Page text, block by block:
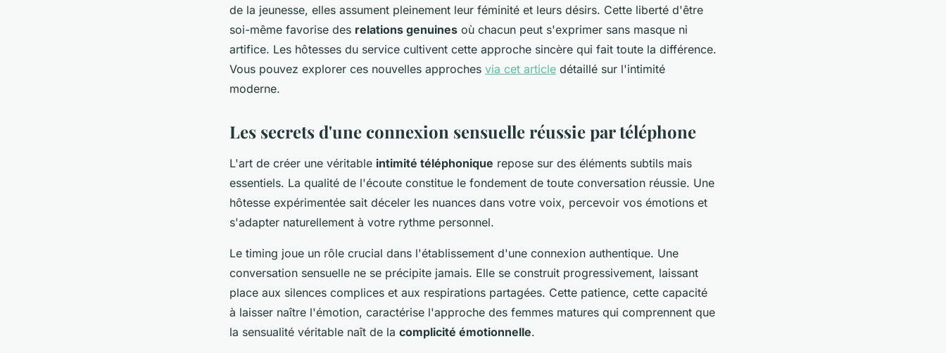
de la jeunesse, elles assument pleinement leur féminité et leurs désirs. Cette liberté d'être
soi-même favorise des relations genuines où chacun peut s'exprimer sans masque ni
artifice. Les hôtesses du service cultivent cette approche sincère qui fait toute la différence.
Vous pouvez explorer ces nouvelles approches via cet article détaillé sur l'intimité
moderne.
Les secrets d'une connexion sensuelle réussie par téléphone
L'art de créer une véritable intimité téléphonique repose sur des éléments subtils mais
essentiels. La qualité de l'écoute constitue le fondement de toute conversation réussie. Une
hôtesse expérimentée sait déceler les nuances dans votre voix, percevoir vos émotions et
s'adapter naturellement à votre rythme personnel.
Le timing joue un rôle crucial dans l'établissement d'une connexion authentique. Une
conversation sensuelle ne se précipite jamais. Elle se construit progressivement, laissant
place aux silences complices et aux respirations partagées. Cette patience, cette capacité
à laisser naître l'émotion, caractérise l'approche des femmes matures qui comprennent que
la sensualité véritable naît de la complicité émotionnelle.